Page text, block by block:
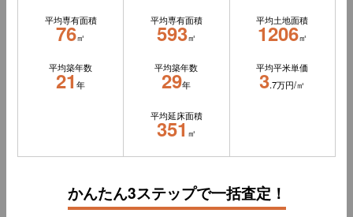
平均専有面積
76㎡
平均築年数
21年
平均専有面積
593㎡
平均築年数
29年
平均延床面積
351㎡
平均土地面積
1206㎡
平均平米単価
3.7万円/㎡
かんたん3ステップで一括査定！